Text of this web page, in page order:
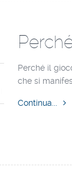
Perché il
che si
Continua...